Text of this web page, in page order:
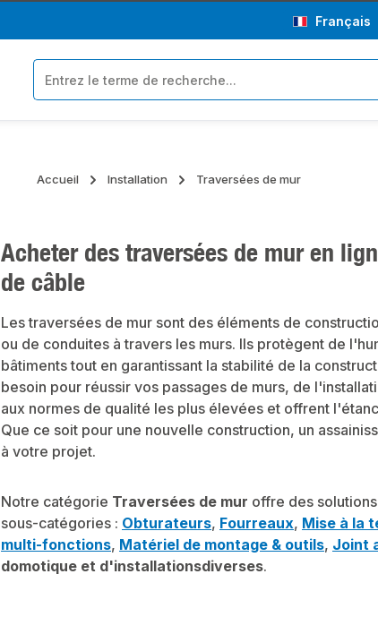
Français
Accueil Installation Traversées de mur
Acheter des traversées de mur en
de câble
Les traversées de mur sont des éléments de
ou de conduites à travers les murs. Ils protègent de
bâtiments tout en garantissant la stabilité de la
besoin pour réussir vos passages de murs, de
aux normes de qualité les plus élevées et offrent
Que ce soit pour une nouvelle construction, un
à votre projet.
Notre catégorie Traversées de mur offre des
sous-catégories : Obturateurs, Fourreaux, Mise à la
multi-fonctions, Matériel de montage & outils, Joint
domotique et d'installationsdiverses.